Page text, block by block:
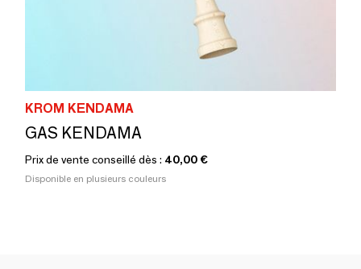
KROM KENDAMA
GAS KENDAMA
Prix de vente conseillé dès : 40,00 €
Disponible en plusieurs couleurs